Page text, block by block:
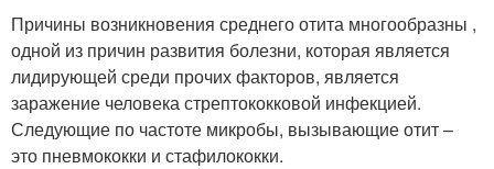
Причины возникновения среднего отита многообразны ,
одной из причин развития болезни, которая является
лидирующей среди прочих факторов, является
заражение человека стрептококковой инфекцией.
Следующие по частоте микробы, вызывающие отит –
это пневмококки и стафилококки.